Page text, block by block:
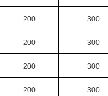
200 300
200 300
200 300
200 300